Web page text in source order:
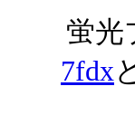
蛍光
7fdx